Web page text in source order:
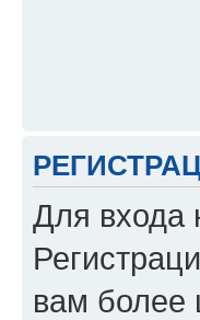
Для входа
вам более